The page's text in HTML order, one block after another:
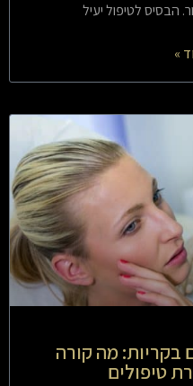
הבסיס לטיפול יעיל
»
בקריות: מה קורה
טיפולים